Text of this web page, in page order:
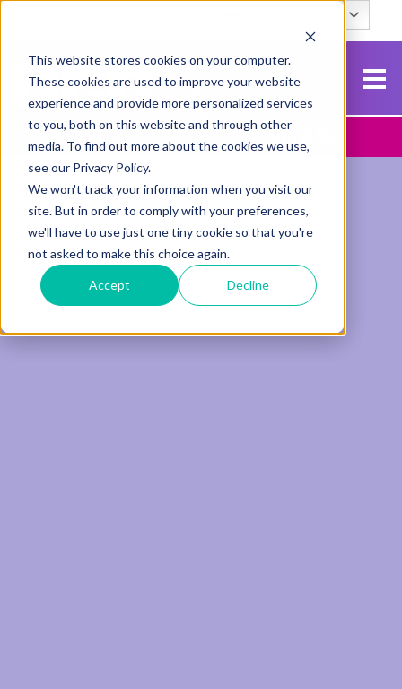
This website stores cookies on your computer.
These cookies are used to improve your website
experience and provide more personalized services
to you, both on this website and through other
media. To find out more about the cookies we use,
see our Privacy Policy.
We won't track your information when you visit our
site. But in order to comply with your preferences,
we'll have to use just one tiny cookie so that you're
not asked to make this choice again.
Accept Decline